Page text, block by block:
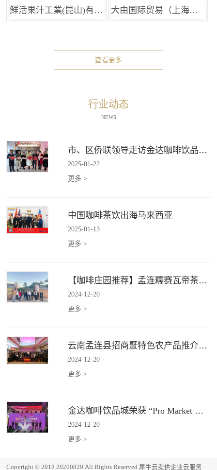
鮮活果汁工業(昆山)有限公司 大由国际贸易（上海）有限公司
查看更多
行业动态
NEWS
市、区侨联领导走访金达咖啡饮品城"新侨之家"
2025-01-22
更多 >
中国咖啡茶饮出海马来西亚
2025-01-13
更多 >
【咖啡庄园推荐】孟连糯赛瓦帝茶咖庄园
2024-12-20
更多 >
云南孟连县招商暨特色农产品推介会在广州金达圆满举行
2024-12-20
更多 >
金达咖啡饮品城荣获 “Pro Market 湾区必逛市场”
2024-12-20
更多 >
Copyright © 2018 20200829.All Rights Reserved 犀牛云提供企业云服务